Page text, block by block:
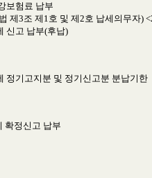
보험료 납부
제3조 제1호 및 제2호 납세의무자)
신고 납부(후납)
정기고지분 및 정기신고분 분납기한
확정신고 납부